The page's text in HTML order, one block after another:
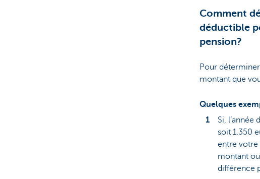
Comment
déductible
pension?
Pour
montant que
Quelques
Si, l’année
soit 1.350
entre votre
montant
différence